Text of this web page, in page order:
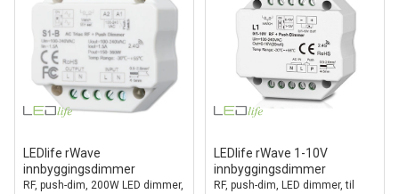
LEDlife rWave
innbyggingsdimmer
RF, push-dim, 200W LED dimmer,
LEDlife rWave 1-10V
innbyggingsdimmer
RF, push-dim, LED dimmer, til